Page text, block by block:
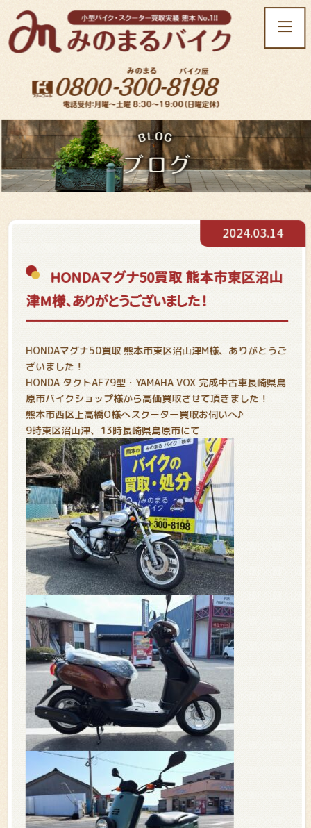
t
o
n
a
v
i
g
t
o
HONDAマグナ50買取 熊本市東区沼山
津M様、ありがとうございました！
2024.03.14
HONDAマグナ50買取 熊本市東区沼山津M様、ありがとうご
ざいました！
HONDA タクトAF79型・YAMAHA VOX 完成中古車長崎県島
原市バイクショップ様から高価買取させて頂きました！
熊本市西区上高橋O様へスクーター買取お伺いへ♪
9時東区沼山津、13時長崎県島原市にて